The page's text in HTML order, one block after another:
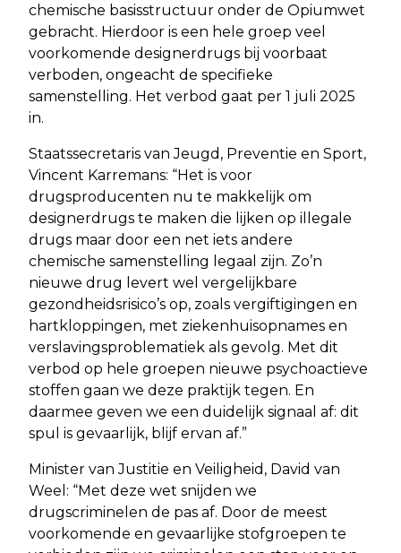
chemische basisstructuur onder de Opiumwet
gebracht. Hierdoor is een hele groep veel
voorkomende designerdrugs bij voorbaat
verboden, ongeacht de specifieke
samenstelling. Het verbod gaat per 1 juli 2025
in.
Staatssecretaris van Jeugd, Preventie en Sport,
Vincent Karremans: “Het is voor
drugsproducenten nu te makkelijk om
designerdrugs te maken die lijken op illegale
drugs maar door een net iets andere
chemische samenstelling legaal zijn. Zo’n
nieuwe drug levert wel vergelijkbare
gezondheidsrisico’s op, zoals vergiftigingen en
hartkloppingen, met ziekenhuisopnames en
verslavingsproblematiek als gevolg. Met dit
verbod op hele groepen nieuwe psychoactieve
stoffen gaan we deze praktijk tegen. En
daarmee geven we een duidelijk signaal af: dit
spul is gevaarlijk, blijf ervan af.”
Minister van Justitie en Veiligheid, David van
Weel: “Met deze wet snijden we
drugscriminelen de pas af. Door de meest
voorkomende en gevaarlijke stofgroepen te